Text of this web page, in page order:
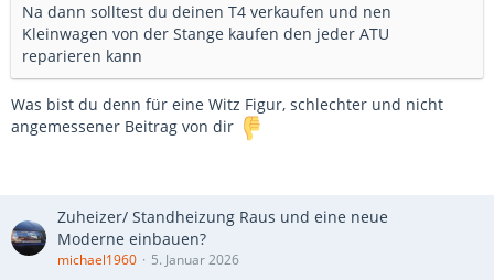
Na dann solltest du deinen T4 verkaufen und nen
Kleinwagen von der Stange kaufen den jeder ATU
reparieren kann
Was bist du denn für eine Witz Figur, schlechter und nicht
angemessener Beitrag von dir
Zuheizer/ Standheizung Raus und eine neue
Moderne einbauen?
michael1960 5. Januar 2026